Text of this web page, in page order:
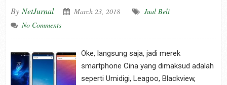
By NetJurnal March 23, 2018
Jual Beli
No Comments
Oke, langsung saja, jadi merek
smartphone Cina yang dimaksud adalah
seperti Umidigi, Leagoo, Blackview,